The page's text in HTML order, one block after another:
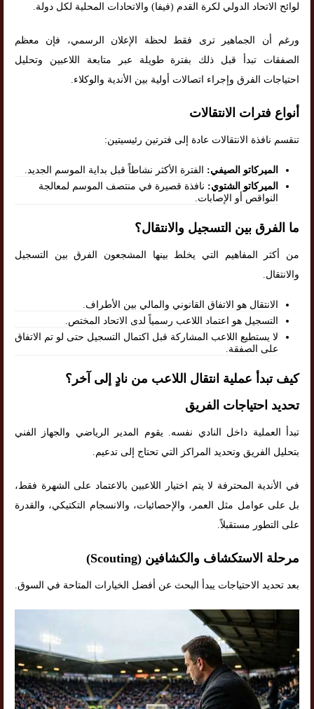
لوائح الاتحاد الدولي لكرة القدم (فيفا) والاتحادات المحلية لكل دولة.
ورغم أن الجماهير ترى فقط لحظة الإعلان الرسمي، فإن معظم
الصفقات تبدأ قبل ذلك بفترة طويلة عبر متابعة اللاعبين وتحليل
احتياجات الفرق وإجراء اتصالات أولية بين الأندية والوكلاء.
أنواع فترات الانتقالات
تنقسم نافذة الانتقالات عادة إلى فترتين رئيسيتين:
الميركاتو الصيفي: الفترة الأكثر نشاطاً قبل بداية الموسم الجديد.
الميركاتو الشتوي: نافذة قصيرة في منتصف الموسم لمعالجة
النواقص أو الإصابات.
ما الفرق بين التسجيل والانتقال؟
من أكثر المفاهيم التي يخلط بينها المشجعون الفرق بين التسجيل
والانتقال.
الانتقال هو الاتفاق القانوني والمالي بين الأطراف.
التسجيل هو اعتماد اللاعب رسمياً لدى الاتحاد المختص.
لا يستطيع اللاعب المشاركة قبل اكتمال التسجيل حتى لو تم الاتفاق
على الصفقة.
كيف تبدأ عملية انتقال اللاعب من نادٍ إلى آخر؟
تحديد احتياجات الفريق
تبدأ العملية داخل النادي نفسه. يقوم المدير الرياضي والجهاز الفني
بتحليل الفريق وتحديد المراكز التي تحتاج إلى تدعيم.
في الأندية المحترفة لا يتم اختيار اللاعبين بالاعتماد على الشهرة فقط،
بل على عوامل مثل العمر، والإحصائيات، والانسجام التكتيكي، والقدرة
على التطور مستقبلاً.
مرحلة الاستكشاف والكشافين (Scouting)
بعد تحديد الاحتياجات يبدأ البحث عن أفضل الخيارات المتاحة في السوق.